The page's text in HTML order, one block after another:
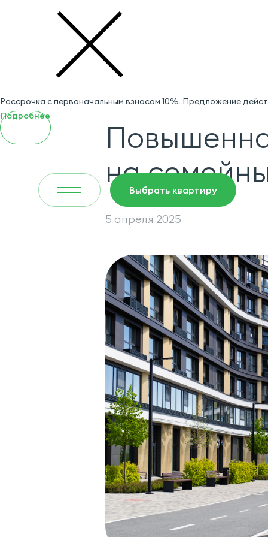
Рассрочка с первоначальным взносом 10%. Предложение
Подробнее
Выбрать квартиру
на
5 апреля 2025